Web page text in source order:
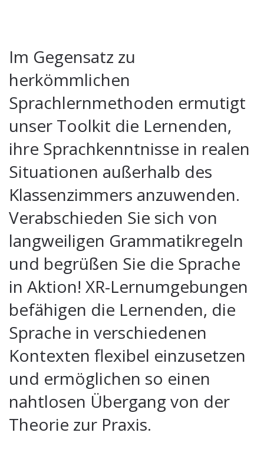
Im Gegensatz zu
herkömmlichen
Sprachlernmethoden ermutigt
unser Toolkit die Lernenden,
ihre Sprachkenntnisse in realen
Situationen außerhalb des
Klassenzimmers anzuwenden.
Verabschieden Sie sich von
langweiligen Grammatikregeln
und begrüßen Sie die Sprache
in Aktion! XR-Lernumgebungen
befähigen die Lernenden, die
Sprache in verschiedenen
Kontexten flexibel einzusetzen
und ermöglichen so einen
nahtlosen Übergang von der
Theorie zur Praxis.